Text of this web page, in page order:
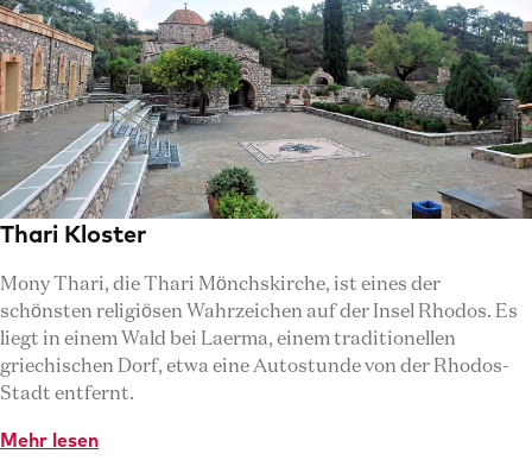
Thari Kloster
Mony Thari, die Thari Mönchskirche, ist eines der
schönsten religiösen Wahrzeichen auf der Insel Rhodos. Es
liegt in einem Wald bei Laerma, einem traditionellen
griechischen Dorf, etwa eine Autostunde von der Rhodos-
Stadt entfernt.
Mehr lesen